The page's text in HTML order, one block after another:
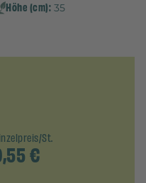
Höhe (cm): 35
St.
€